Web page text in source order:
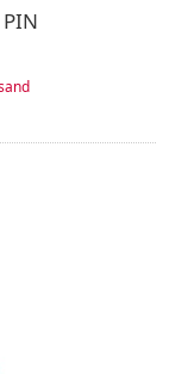
PIN